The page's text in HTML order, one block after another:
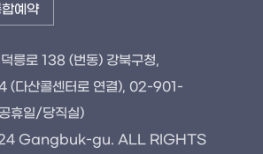
예약
릉로 138 (번동) 강북구청,
다산콜센터로 연결), 02-901-
휴일/당직실)
Gangbuk-gu. ALL RIGHTS